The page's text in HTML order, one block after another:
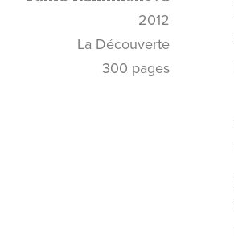
2012
La Découverte
300 pages